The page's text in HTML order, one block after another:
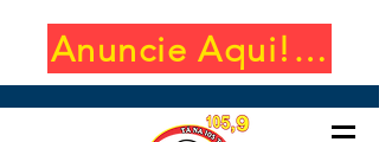
Anuncie Aqui!